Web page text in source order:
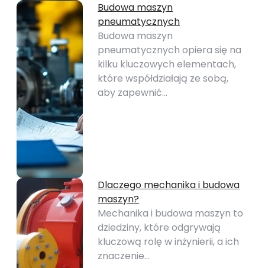
Budowa maszyn
pneumatycznych
Budowa maszyn
pneumatycznych opiera się na
kilku kluczowych elementach,
które współdziałają ze sobą,
aby zapewnić…
Dlaczego mechanika i budowa
maszyn?
Mechanika i budowa maszyn to
dziedziny, które odgrywają
kluczową rolę w inżynierii, a ich
znaczenie…